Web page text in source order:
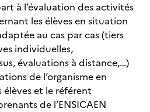
à l’évaluation des activités
les élèves en situation
au cas par cas (tiers
individuelles,
évaluations à distance,…)
de l’organisme en
élèves et le référent
de l’ENSICAEN